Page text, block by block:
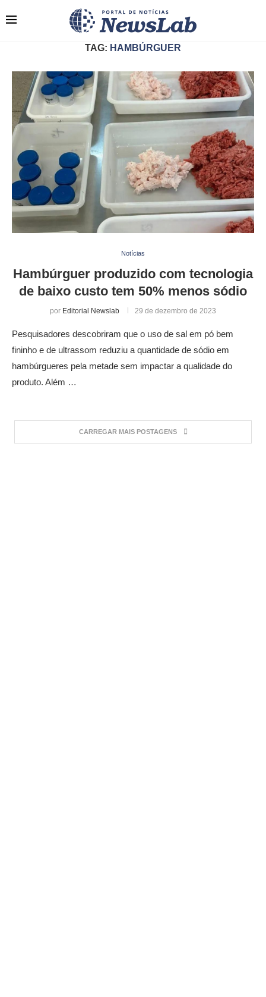
TAG: HAMBÚRGUER
Notícias
Hambúrguer produzido com tecnologia
de baixo custo tem 50% menos sódio
por Editorial Newslab 29 de dezembro de 2023
Pesquisadores descobriram que o uso de sal em pó bem
fininho e de ultrassom reduziu a quantidade de sódio em
hambúrgueres pela metade sem impactar a qualidade do
produto. Além …
CARREGAR MAIS POSTAGENS